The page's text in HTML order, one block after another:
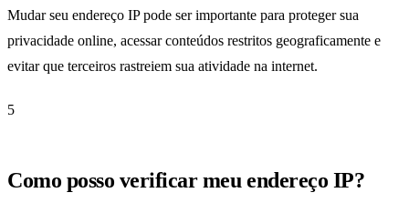
Mudar seu endereço IP pode ser importante para proteger sua
privacidade online, acessar conteúdos restritos geograficamente e
evitar que terceiros rastreiem sua atividade na internet.
5
Como posso verificar meu endereço IP?